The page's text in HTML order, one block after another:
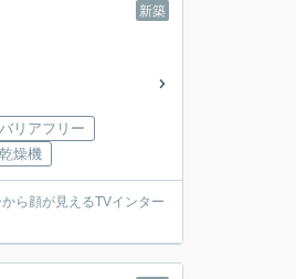
新築
バリアフリー
燥機
ら顔が見えるTVインター